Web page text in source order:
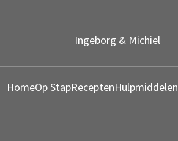
Ingeborg & Michiel
HomeOp StapReceptenHulpmiddelen